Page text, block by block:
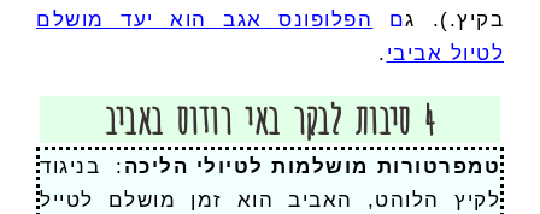
בקיץ.). גם
הפלופונס אגב הוא יעד מושלם
לטיול אביבי .
4 סיבות לבקר באי רודוס באביב
טמפרטורות מושלמות לטיולי הליכה : בניגוד
לקיץ הלוהט, האביב הוא זמן מושלם לטייל